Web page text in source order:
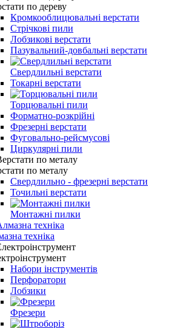
по дереву
Кромкооблицювальні верстати
Стрічкові пили
Лобзикові верстати
Пазувальний-довбальні верстати
Свердлильні верстати
Токарні верстати
Торцювальні пили
Форматно-розкрійні
Фрезерні верстати
Фуговально-рейсмусові
Циркулярні пили
по металу
Свердлильно - фрезерні верстати
Точильні верстати
Монтажні пилки
техніка
Набори інструментів
Перфоратори
Лобзики
Фрезери